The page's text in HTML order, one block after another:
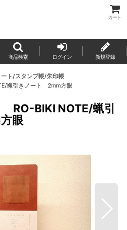
カート
商品検索 ログイン 新規登録
ート/スタンプ帳/朱印帳
蝋引きノート 2mm方眼
RO-BIKI NOTE/蝋引
眼